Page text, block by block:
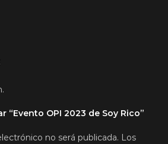
“Evento OPI 2023 de Soy Rico”
no será publicada. Los